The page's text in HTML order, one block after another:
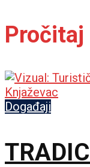
Pročitaj
Događaji